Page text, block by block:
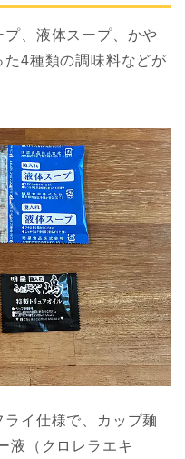
、液体スープ、かや
た4種類の調味料などが
イ仕様で、カップ麺
液（クロレラエキ